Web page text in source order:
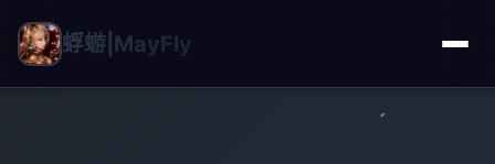
蜉蝣|MayFly